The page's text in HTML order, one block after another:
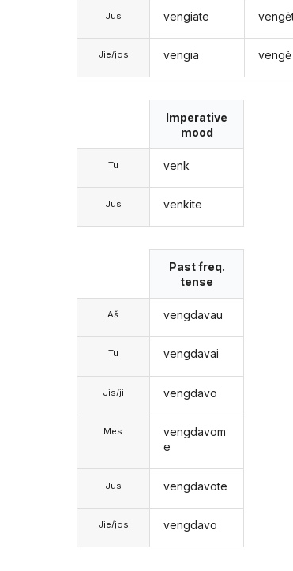
Jūs
Jie/jos
vengiate
vengia vengė
Tu
Jūs
Imperative
mood
venk
venkite
Aš
Tu
Jis/ji
Mes
Jūs
Jie/jos
Past freq.
tense
vengdavau
vengdavai
vengdavo
vengdavom
e
vengdavote
vengdavo